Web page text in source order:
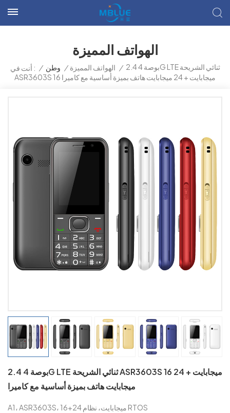
الهواتف المميزة
أنت في : / وطن / الهواتف المميزة / 2.4 بوصة 4G LTE ثنائي الشريحة
ASR3603S 16 ميجابايت + 24 ميجابايت هاتف بميزة أساسية مع كاميرا
2.4 بوصة 4G LTE ثنائي الشريحة ASR3603S 16 ميجابايت + 24
ميجابايت هاتف بميزة أساسية مع كاميرا
A1، ASR3603S، 16+24 ميجابايت، نظام RTOS